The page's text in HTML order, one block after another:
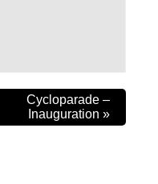
Cycloparade –
Inauguration »